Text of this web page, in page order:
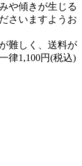
や傾きが生じる
さいますようお
難しく、送料が
律1,100円(税込)